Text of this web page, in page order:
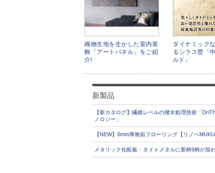
織物生地を生かした室内装
飾「アートパネル」をご紹
介!
ダイナミック
るシラス壁「
ルド」
新製品
【新カタログ】繊維レベルの撥水処理技術「
ノロジー」
【NEW】6mm厚無垢フローリング【リノベ
メタリック化粧板・タイトメタルに新柄9柄が加